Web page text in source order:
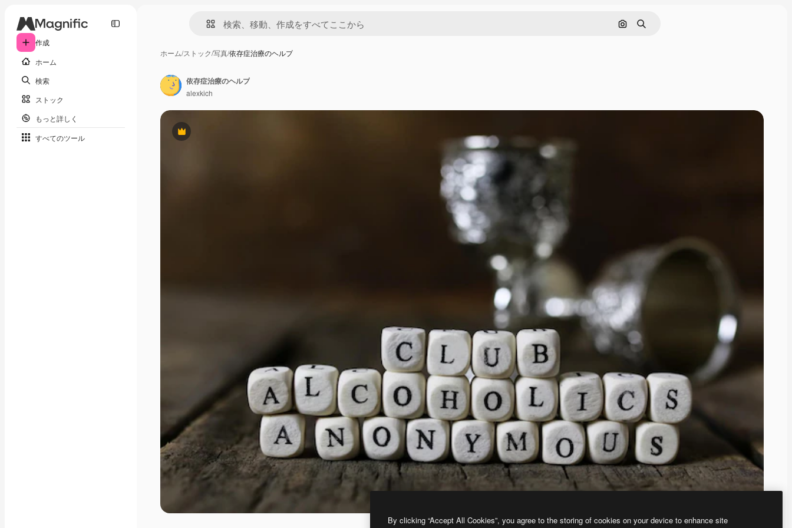
作成
ホーム
検索
ストック
もっと詳しく
すべてのツール
画像で検索
検索
ホーム/ストック/写真/依存症治療のヘルプ
Premium
依存症治療のヘルプ
alexkich
By clicking “Accept All Cookies”, you agree to the storing of cookies on your device to enhance site